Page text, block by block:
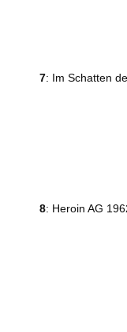
7: Im Schatten
8: Heroin AG